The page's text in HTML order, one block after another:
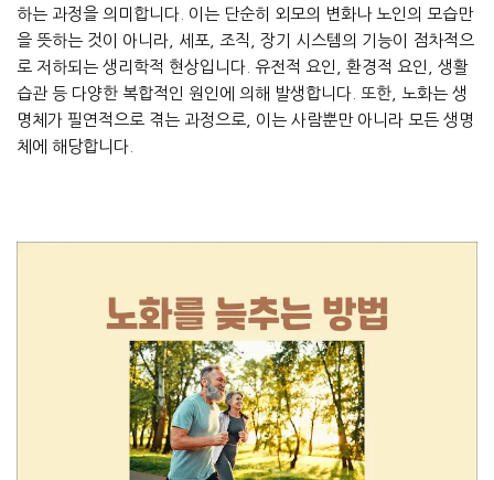
하는 과정을 의미합니다. 이는 단순히 외모의 변화나 노인의 모습만
을 뜻하는 것이 아니라, 세포, 조직, 장기 시스템의 기능이 점차적으
로 저하되는 생리학적 현상입니다. 유전적 요인, 환경적 요인, 생활
습관 등 다양한 복합적인 원인에 의해 발생합니다. 또한, 노화는 생
명체가 필연적으로 겪는 과정으로, 이는 사람뿐만 아니라 모든 생명
체에 해당합니다.